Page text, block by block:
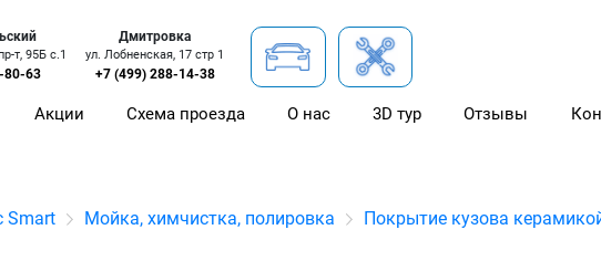
т, 95Б с.1
80-63
Дмитровка
ул. Лобненская, 17 стр 1
+7 (499) 288-14-38
Акции Схема проезда О нас 3D тур Отзывы
Smart Мойка, химчистка, полировка Покрытие кузова